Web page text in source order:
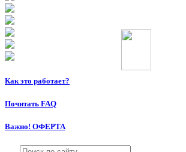
Как это работает?
Почитать FAQ
Важно! ОФЕРТА